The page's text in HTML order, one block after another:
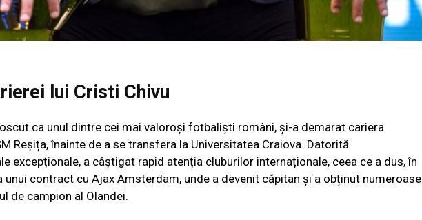
lui Cristi Chivu
ca unul dintre cei mai valoroși fotbaliști români, și-a demarat cariera
Reșița, înainte de a se transfera la Universitatea Craiova. Datorită
excepționale, a câștigat rapid atenția cluburilor internaționale, ceea ce a dus, în
unui contract cu Ajax Amsterdam, unde a devenit căpitan și a obținut numeroase
de campion al Olandei.